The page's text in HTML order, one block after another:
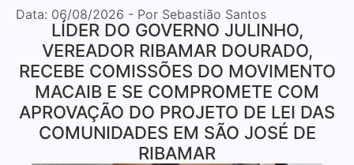
Data: 06/08/2026 - Por Sebastião Santos
LÍDER DO GOVERNO JULINHO,
VEREADOR RIBAMAR DOURADO,
RECEBE COMISSÕES DO MOVIMENTO
MACAIB E SE COMPROMETE COM
APROVAÇÃO DO PROJETO DE LEI DAS
COMUNIDADES EM SÃO JOSÉ DE
RIBAMAR